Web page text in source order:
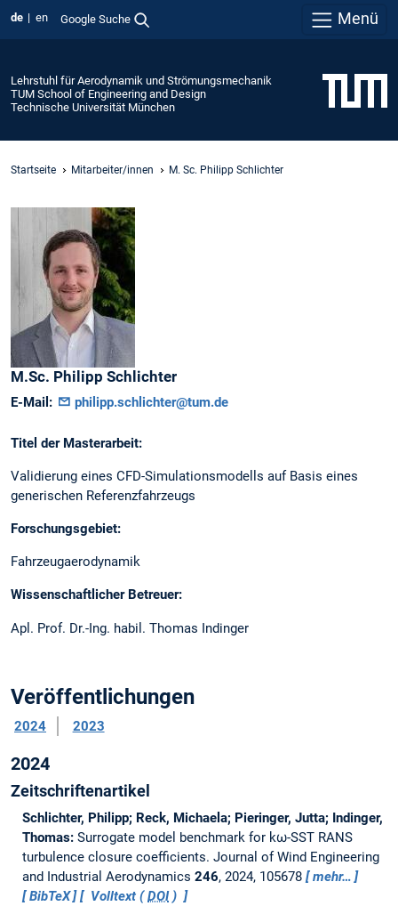
de en Google Suche Menü
Lehrstuhl für Aerodynamik und Strömungsmechanik
TUM School of Engineering and Design
Technische Universität München
Startseite Mitarbeiter/innen M. Sc. Philipp Schlichter
M.Sc. Philipp Schlichter
E-Mail: philipp.schlichter@tum.de
Titel der Masterarbeit:
Validierung eines CFD-Simulationsmodells auf Basis eines
generischen Referenzfahrzeugs
Forschungsgebiet:
Fahrzeugaerodynamik
Wissenschaftlicher Betreuer:
Apl. Prof. Dr.-Ing. habil. Thomas Indinger
Veröffentlichungen
2024 2023
2024
Zeitschriftenartikel
Schlichter, Philipp; Reck, Michaela; Pieringer, Jutta; Indinger,
Thomas: Surrogate model benchmark for kω-SST RANS
turbulence closure coefficients. Journal of Wind Engineering
and Industrial Aerodynamics 246, 2024, 105678
mehr…
BibTeX
Volltext (DOI)